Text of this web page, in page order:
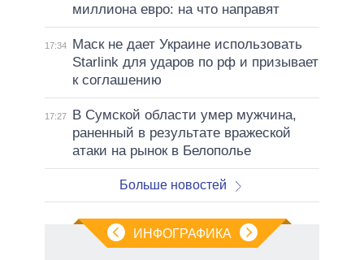
миллиона евро: на что направят
17:34
Маск не дает Украине использовать
Starlink для ударов по рф и призывает
к соглашению
17:27
В Сумской области умер мужчина,
раненный в результате вражеской
атаки на рынок в Белополье
Больше новостей
ИНФОГРАФИКА